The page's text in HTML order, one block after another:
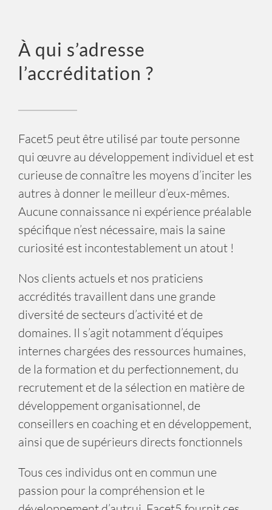
À qui s’adresse
l’accréditation ?
Facet5 peut être utilisé par toute personne
qui œuvre au développement individuel et est
curieuse de connaître les moyens d’inciter les
autres à donner le meilleur d’eux-mêmes.
Aucune connaissance ni expérience préalable
spécifique n’est nécessaire, mais la saine
curiosité est incontestablement un atout !
Nos clients actuels et nos praticiens
accrédités travaillent dans une grande
diversité de secteurs d’activité et de
domaines. Il s’agit notamment d’équipes
internes chargées des ressources humaines,
de la formation et du perfectionnement, du
recrutement et de la sélection en matière de
développement organisationnel, de
conseillers en coaching et en développement,
ainsi que de supérieurs directs fonctionnels
Tous ces individus ont en commun une
passion pour la compréhension et le